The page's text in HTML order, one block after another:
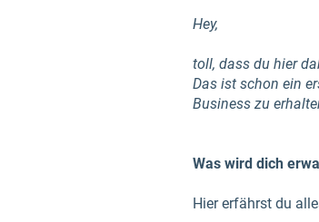
Hey,
toll, dass du hier
Das ist schon ein
Business zu
Was wird dich
Hier erfährst du